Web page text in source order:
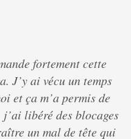
fortement cette
J’y ai vécu un temps
et ça m’a permis de
libéré des blocages
un mal de tête qui